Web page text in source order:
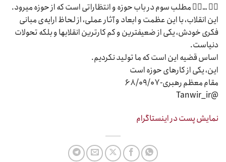
۲⃣ …۳⃣ مطلب سوم در باب حوزه و انتظاراتی است که از حوزه میرود.
این انقلاب، با این عظمت و ابعاد و آثار عملی، از لحاظ ارایه‌ی مبانی
فکری خودش، یکی از ضعیفترین و کم کارترین انقلابها و بلکه تحولات
دنیاست.
اساس قضیه این است که ما تولید نکردیم.
این، یکی از کارهای حوزه است
مقام معظم رهبری- ۶۸/۰۹/۰۷
@Tanwir_ir
نمایش پست در اینستاگرام